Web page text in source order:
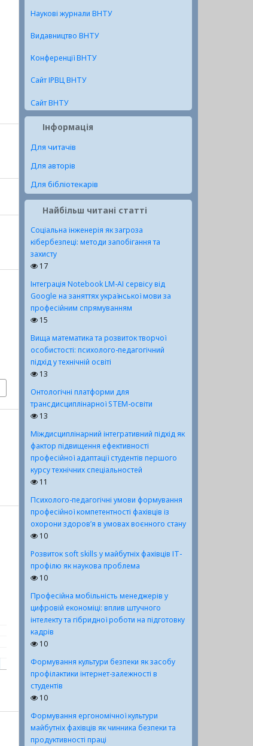
Наукові журнали ВНТУ
Видавництво ВНТУ
Конференції ВНТУ
Сайт ІРВЦ ВНТУ
Сайт ВНТУ
Інформація
Для читачів
Для авторів
Для бібліотекарів
Найбільш читані статті
Соціальна інженерія як загроза
кібербезпеці: методи запобігання та
захисту
17
Інтеграція Notebook LM-АІ сервісу від
Google на заняттях української мови за
професійним спрямуванням
15
Вища математика та розвиток творчої
особистості: психолого-педагогічний
підхід у технічній освіті
13
Онтологічні платформи для
трансдисциплінарної STEM-освіти
13
Міждисциплінарний інтегративний підхід як
фактор підвищення ефективності
професійної адаптації студентів першого
курсу технічних спеціальностей
11
Психолого-педагогічні умови формування
професійної компетентності фахівців із
охорони здоров’я в умовах воєнного стану
10
Розвиток soft skills у майбутніх фахівців ІТ-
профілю як наукова проблема
10
Професійна мобільність менеджерів у
цифровій економіці: вплив штучного
інтелекту та гібридної роботи на підготовку
кадрів
10
Формування культури безпеки як засобу
профілактики інтернет-залежності в
студентів
10
Формування ергономічної культури
майбутніх фахівців як чинника безпеки та
продуктивності праці